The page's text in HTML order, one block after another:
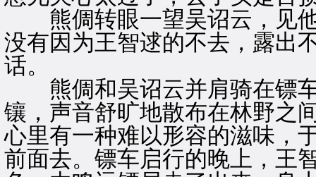
熊倜转眼一望吴诏云，见他
没有因为王智逑的不去，露出
话。
熊倜和吴诏云并肩骑在镖车
镶，声音舒旷地散布在林野之
心里有一种难以形容的滋味，
前面去。镖车启行的晚上，王